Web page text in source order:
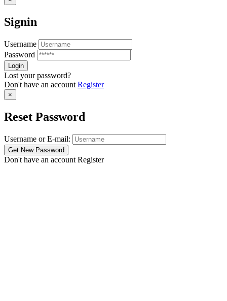
Signin
Username
Password
Lost your password?
Don't have an account Register
×
Reset Password
Username or E-mail:
Don't have an account Register